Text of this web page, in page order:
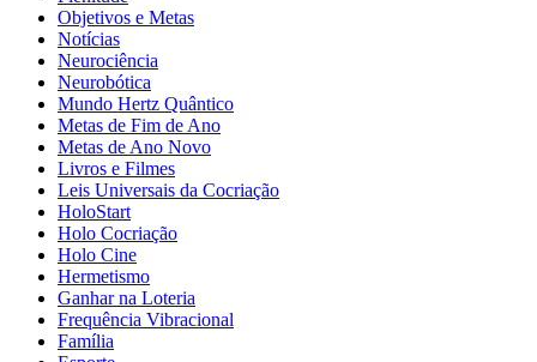
Objetivos e Metas
Notícias
Neurociência
Neurobótica
Mundo Hertz Quântico
Metas de Fim de Ano
Metas de Ano Novo
Livros e Filmes
Leis Universais da Cocriação
HoloStart
Holo Cocriação
Holo Cine
Hermetismo
Ganhar na Loteria
Frequência Vibracional
Família